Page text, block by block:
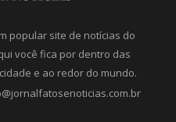
popular site de notícias do
você fica por dentro das
e ao redor do mundo.